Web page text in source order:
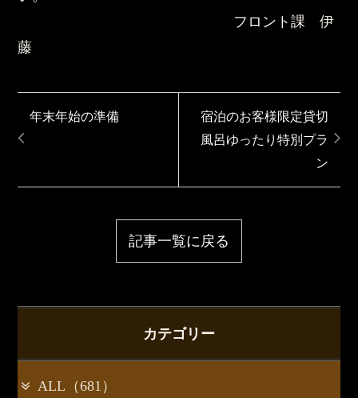
フロント課 伊
藤
年末年始の準備
宿泊のお客様限定貸切
風呂ゆったり特別プラ
ン
記事一覧に戻る
カテゴリー
ALL（681）